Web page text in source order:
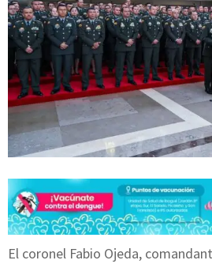
El coronel Fabio Ojeda,